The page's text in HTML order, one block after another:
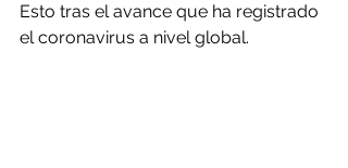
Esto tras el avance que ha registrado
el coronavirus a nivel global.